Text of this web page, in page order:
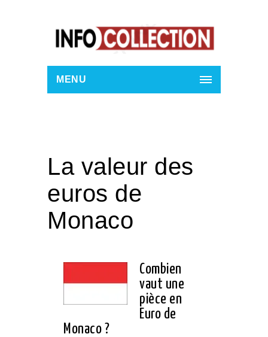
MENU
La valeur des
euros de
Monaco
Combien
vaut une
pièce en
Euro de
Monaco ?